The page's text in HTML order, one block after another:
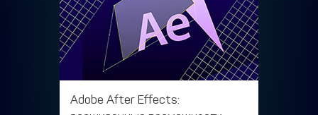
Adobe After Effects: